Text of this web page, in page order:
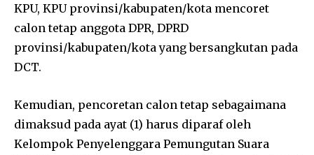
KPU, KPU provinsi/kabupaten/kota mencoret
calon tetap anggota DPR, DPRD
provinsi/kabupaten/kota yang bersangkutan pada
DCT.
Kemudian, pencoretan calon tetap sebagaimana
dimaksud pada ayat (1) harus diparaf oleh
Kelompok Penyelenggara Pemungutan Suara